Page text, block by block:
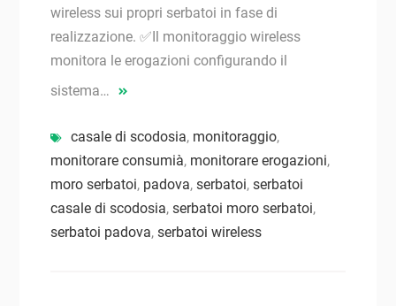
wireless sui propri serbatoi in fase di
realizzazione. ✅Il monitoraggio wireless
monitora le erogazioni configurando il
sistema…
casale di scodosia, monitoraggio,
monitorare consumià, monitorare erogazioni,
moro serbatoi, padova, serbatoi, serbatoi
casale di scodosia, serbatoi moro serbatoi,
serbatoi padova, serbatoi wireless